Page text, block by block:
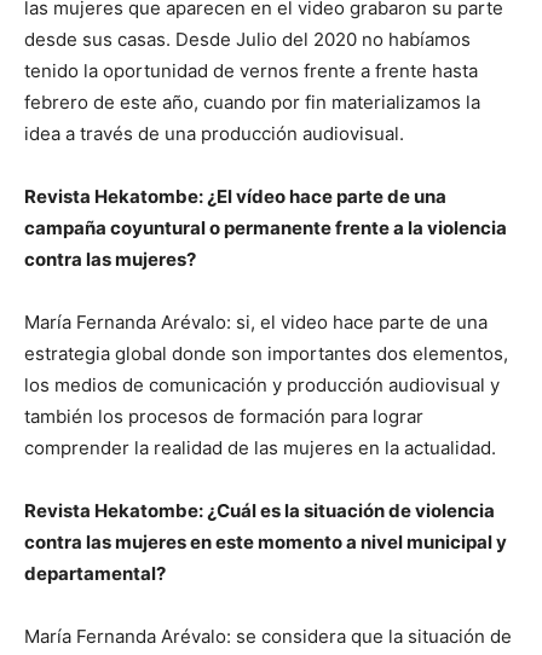
las mujeres que aparecen en el video grabaron su parte
desde sus casas. Desde Julio del 2020 no habíamos
tenido la oportunidad de vernos frente a frente hasta
febrero de este año, cuando por fin materializamos la
idea a través de una producción audiovisual.
Revista Hekatombe: ¿El vídeo hace parte de una
campaña coyuntural o permanente frente a la violencia
contra las mujeres?
María Fernanda Arévalo: si, el video hace parte de una
estrategia global donde son importantes dos elementos,
los medios de comunicación y producción audiovisual y
también los procesos de formación para lograr
comprender la realidad de las mujeres en la actualidad.
Revista Hekatombe: ¿Cuál es la situación de violencia
contra las mujeres en este momento a nivel municipal y
departamental?
María Fernanda Arévalo: se considera que la situación de